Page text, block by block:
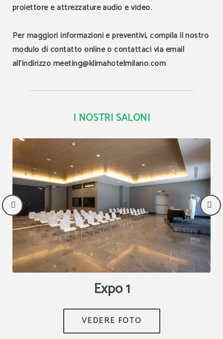
proiettore e attrezzature audio e video.
Per maggiori informazioni e preventivi, compila il nostro
modulo di contatto online o contattaci via email
all'indirizzo meeting@klimahotelmilano.com
I NOSTRI SALONI
Expo 1